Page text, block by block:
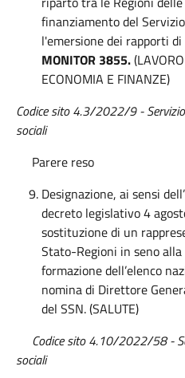
finanziamento del
l'emersione dei rapporti
MONITOR 3855.
ECONOMIA E FINANZE)
Codice sito 4.3/2022/9 -
sociali
Parere reso
Designazione, ai sensi
decreto legislativo 4
sostituzione di un
Stato-Regioni in seno
formazione dell’elenco
nomina di Direttore
del SSN. (SALUTE)
Codice sito 4.10/2022/58 -
sociali